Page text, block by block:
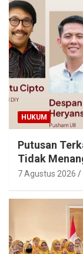
HUKUM
Putusan
Tidak
7 Agustus 2026